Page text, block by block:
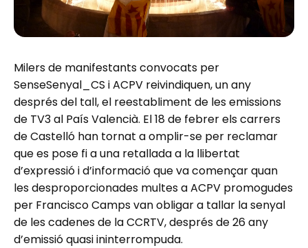
Milers de manifestants convocats per
SenseSenyal_CS i ACPV reivindiquen, un any
després del tall, el reestabliment de les emissions
de TV3 al País Valencià. El 18 de febrer els carrers
de Castelló han tornat a omplir-se per reclamar
que es pose fi a una retallada a la llibertat
d’expressió i d’informació que va començar quan
les desproporcionades multes a ACPV promogudes
per Francisco Camps van obligar a tallar la senyal
de les cadenes de la CCRTV, després de 26 any
d’emissió quasi ininterrompuda.